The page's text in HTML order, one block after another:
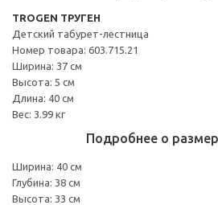
TROGEN ТРУГЕН
Детский табурет-лестница
Номер товара: 603.715.21
Ширина: 37 см
Высота: 5 см
Длина: 40 см
Вес: 3.99 кг
Подробнее о
Ширина: 40 см
Глубина: 38 см
Высота: 33 см